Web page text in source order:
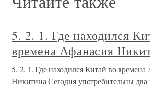
5. 2. 1. Где находился
времена Афанасия
5. 2. 1. Где находился Китай во времена
Никитина Сегодня употребительны два